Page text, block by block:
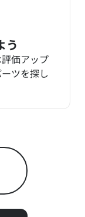
う
価アップ
ツを探し